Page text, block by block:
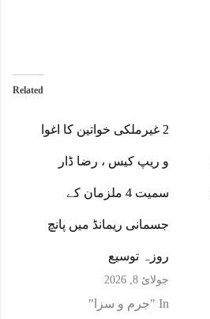
Related
2 غیرملکی خواتین کا اغوا
و ریپ کیس ، رضا ڈار
سمیت 4 ملزمان کے
جسمانی ریمانڈ میں پانچ
روزہ توسیع
جولائ 8, 2026
In "جرم و سزا"